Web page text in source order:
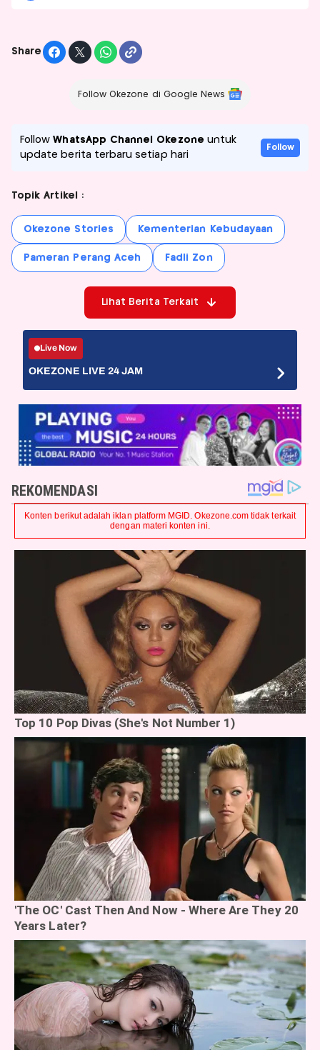
Share
Follow Okezone di Google News
FollowWhatsApp Channel Okezone untuk
update berita terbaru setiap hari
Follow
Topik Artikel :
Okezone Stories Kementerian Kebudayaan
Pameran Perang Aceh Fadli Zon
Lihat Berita Terkait
Live Now
OKEZONE LIVE 24 JAM